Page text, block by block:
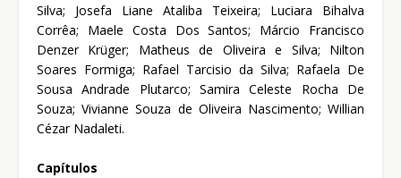
Silva; Josefa Liane Ataliba Teixeira; Luciara Bihalva
Corrêa; Maele Costa Dos Santos; Márcio Francisco
Denzer Krüger; Matheus de Oliveira e Silva; Nilton
Soares Formiga; Rafael Tarcisio da Silva; Rafaela De
Sousa Andrade Plutarco; Samira Celeste Rocha De
Souza; Vivianne Souza de Oliveira Nascimento; Willian
Cézar Nadaleti.
Capítulos